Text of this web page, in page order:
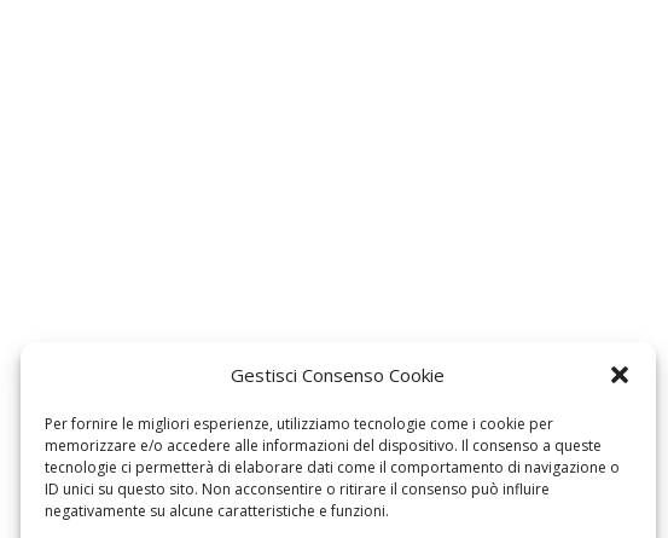
Gestisci Consenso Cookie
Per fornire le migliori esperienze, utilizziamo tecnologie come i cookie per
memorizzare e/o accedere alle informazioni del dispositivo. Il consenso a queste
tecnologie ci permetterà di elaborare dati come il comportamento di navigazione o
ID unici su questo sito. Non acconsentire o ritirare il consenso può influire
negativamente su alcune caratteristiche e funzioni.